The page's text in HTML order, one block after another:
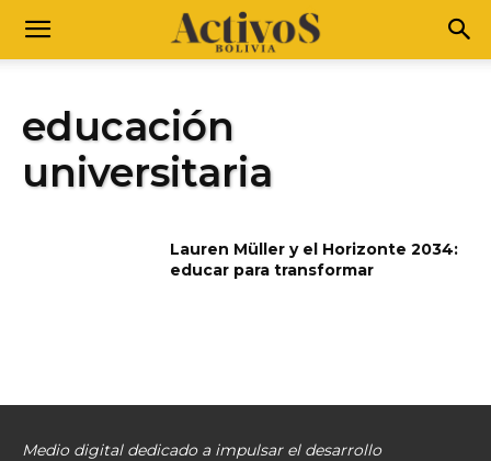
educación
universitaria
Lauren Müller y el Horizonte 2034:
educar para transformar
Medio digital dedicado a impulsar el desarrollo